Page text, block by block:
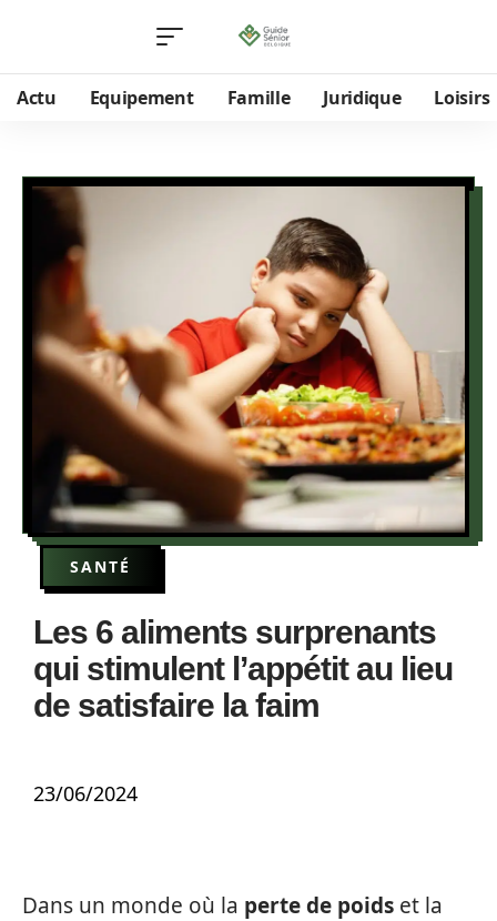
Actu Equipement Famille Juridique Loisirs
SANTÉ
Les 6 aliments surprenants
qui stimulent l’appétit au lieu
de satisfaire la faim
23/06/2024
Dans un monde où la perte de poids et la